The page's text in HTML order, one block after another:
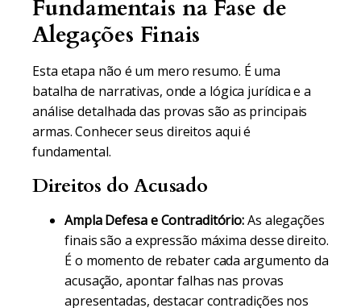
Fundamentais na Fase de
Alegações Finais
Esta etapa não é um mero resumo. É uma
batalha de narrativas, onde a lógica jurídica e a
análise detalhada das provas são as principais
armas. Conhecer seus direitos aqui é
fundamental.
Direitos do Acusado
Ampla Defesa e Contraditório:As alegações
finais são a expressão máxima desse direito.
É o momento de rebater cada argumento da
acusação, apontar falhas nas provas
apresentadas, destacar contradições nos